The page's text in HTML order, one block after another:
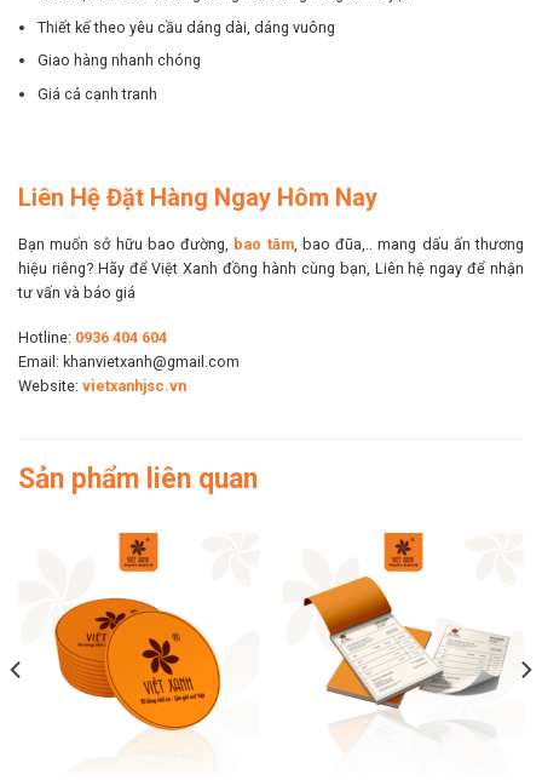
Thiết kế theo yêu cầu dáng dài, dáng vuông
Giao hàng nhanh chóng
Giá cả cạnh tranh
Liên Hệ Đặt Hàng Ngay Hôm Nay
Bạn muốn sở hữu bao đường, bao tăm, bao đũa,.. mang dấu ấn thương
hiệu riêng? Hãy để Việt Xanh đồng hành cùng bạn, Liên hệ ngay để nhận
tư vấn và báo giá
Hotline: 0936 404 604
Email: khanvietxanh@gmail.com
Website: vietxanhjsc.vn
Sản phẩm liên quan